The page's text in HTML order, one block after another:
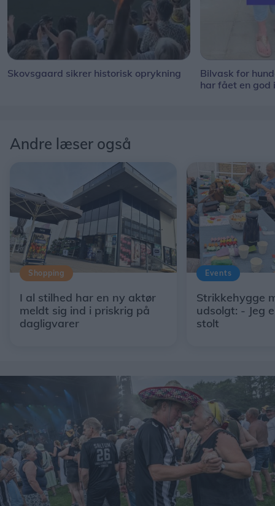
Skovsgaard sikrer historisk oprykning
Bilvask for
har fået en god
Andre læser også
Shopping
I al stilhed har en ny aktør
meldt sig ind i priskrig på
dagligvarer
Events
Strikkehygge
udsolgt: - Jeg
stolt